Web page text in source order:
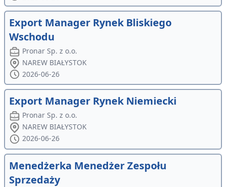
Export Manager Rynek Bliskiego
Wschodu
Pronar Sp. z o.o.
NAREW BIAŁYSTOK
2026-06-26
Export Manager Rynek Niemiecki
Pronar Sp. z o.o.
NAREW BIAŁYSTOK
2026-06-26
Menedżerka Menedżer Zespołu
Sprzedaży